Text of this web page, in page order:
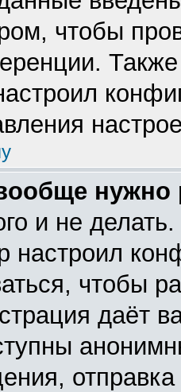
чтобы
нужно
и не делать.
настроил
чтобы
даёт